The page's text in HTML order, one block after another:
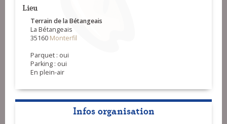
Lieu
Terrain de la Bétangeais
La Bétangeais
35160 Monterfil
Parquet : oui
Parking : oui
En plein-air
Infos organisation